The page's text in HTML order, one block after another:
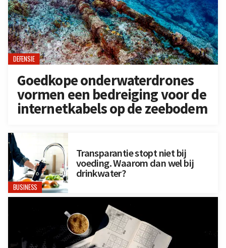
DEFENSIE
Goedkope onderwaterdrones
vormen een bedreiging voor de
internetkabels op de zeebodem
BUSINESS
Transparantie stopt niet bij
voeding. Waarom dan wel bij
drinkwater?